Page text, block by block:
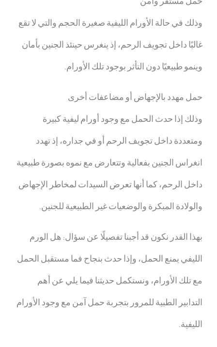
وذلك في حالة الأورام الليفية صغيرة الحجم والتي لا تقع
غالبًا داخل تجويف الرحم، إذ ينغرس حينئذ الجنين بأمان
وينمو طبيعيًا دون التأثر بوجود تلك الأورام.
حمل مهدد بالإجهاض أو مضاعفات أخرى
وذلك إذا حدث الحمل مع وجود أورام ليفية كبيرة
ومتعددة داخل تجويف الرحم أو في جداره، إذ تهدد
انغراس الجنين بفعالية وتتعارض مع نموه بصورة طبيعية
داخل الرحم، كما أنها تعرض السيدات لمخاطر الإجهاض
والولادة المبكرة والوضعيات غير الطبيعية للجنين.
بهذا القدر نكون قد أجبنا تفصيلًا عن سؤال: هل الورم
الليفي يمنع الحمل، وإذا حدث بنجاح فما مستقبل الحمل
مع تلك الأورام، ونستكمل حديثنا فيما يلي عن أهم
التدابير الطبية للمرور بتجربة حمل آمن مع وجود الأورام
الليفية.